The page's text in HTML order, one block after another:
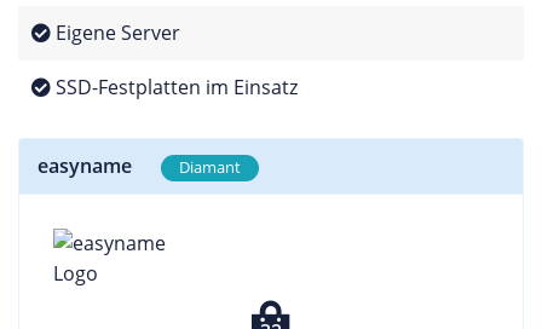
Eigene Server
SSD-Festplatten im Einsatz
easyname Diamant